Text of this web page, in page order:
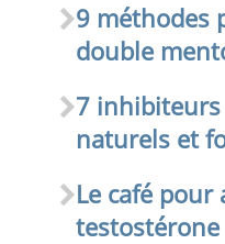
9 méthodes
double
7 inhibiteurs
naturels et
Le café
testostérone